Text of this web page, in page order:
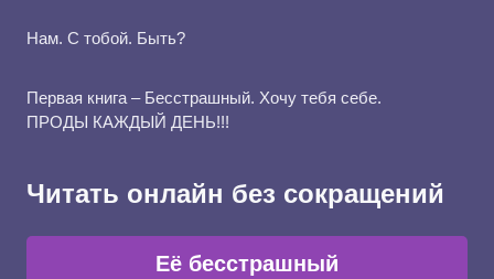
Нам. С тобой. Быть?
Первая книга – Бесстрашный. Хочу тебя себе.
ПРОДЫ КАЖДЫЙ ДЕНЬ!!!
Читать онлайн без сокращений
Её бесстрашный